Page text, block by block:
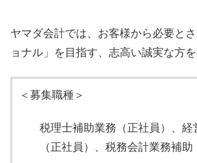
ヤマダ会計では、お客様から必要と
ョナル」を目指す、志高い誠実な方を
＜募集職種＞
税理士補助業務（正社員）、経
（正社員）、税務会計業務補助